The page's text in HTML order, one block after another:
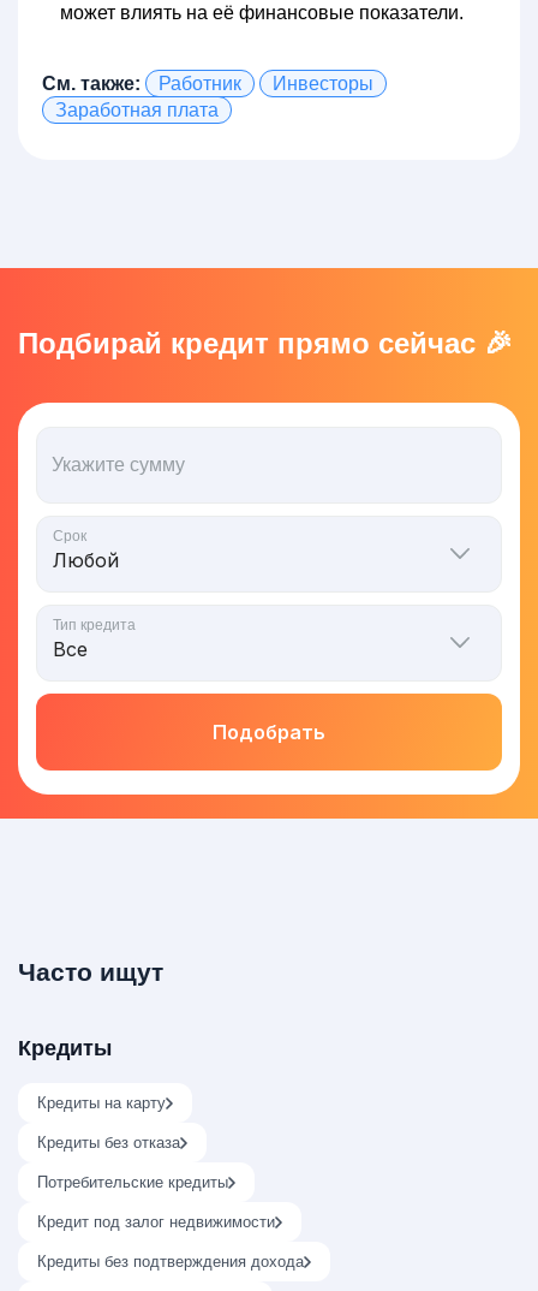
может влиять на её финансовые показатели.
См. также: Работник
Инвесторы
Заработная плата
Подбирай кредит прямо сейчас 🎉
Укажите сумму
Срок
Тип кредита
Подобрать
Часто ищут
Кредиты
Кредиты на карту
Кредиты без отказа
Потребительские кредиты
Кредит под залог недвижимости
Кредиты без подтверждения дохода